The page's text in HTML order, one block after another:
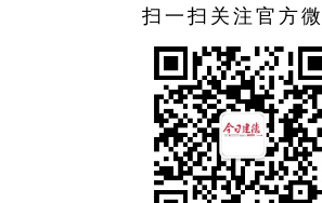
扫一扫关注官方